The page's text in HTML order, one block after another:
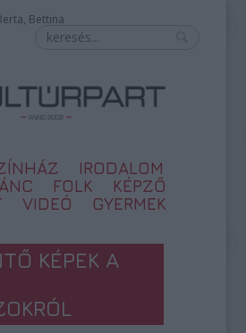
Bettina
IRODALOM
FOLK
KÉPZŐ
VIDEÓ GYERMEK
KÉPEK A